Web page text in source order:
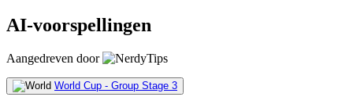
AI-voorspellingen
Aangedreven door
World Cup - Group Stage 3